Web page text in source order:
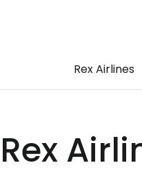
Rex Airlines
Rex